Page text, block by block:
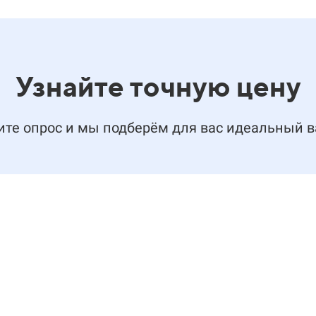
Узнайте точную цену
опрос и мы подберём для вас идеальный